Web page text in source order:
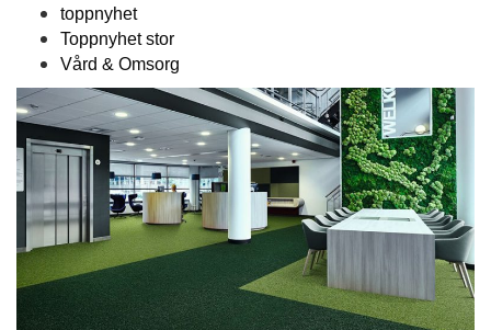
toppnyhet
Toppnyhet stor
Vård & Omsorg